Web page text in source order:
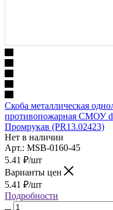
Скоба металлическая
противопожарная СМОУ
Промрукав (PR13.02423)
Нет в наличии
Арт.: MSB-0160-45
5.41 ₽/шт
Варианты цен
5.41 ₽/шт
Подробности